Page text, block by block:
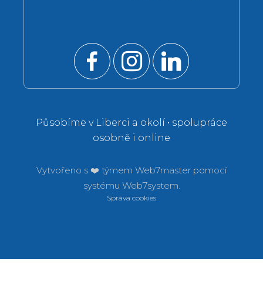
Působíme v Liberci a okolí • spolupráce
osobně i online
Vytvořeno s ❤️ týmem Web7master pomocí
systému Web7system.
Správa cookies